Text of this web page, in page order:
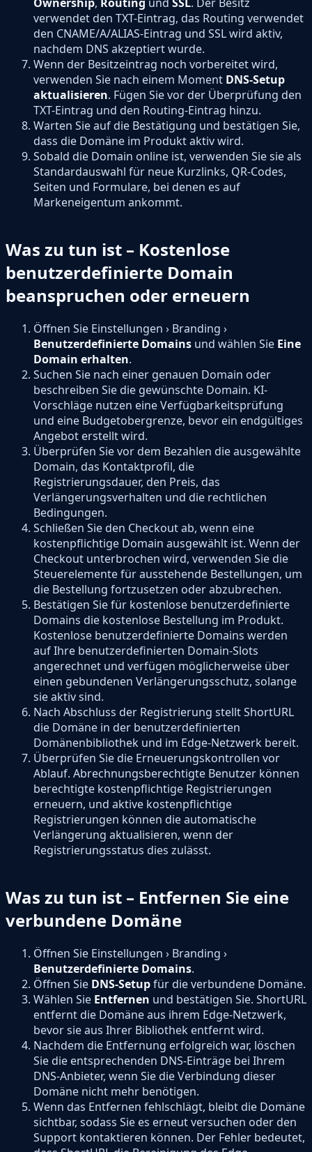
verwendet den TXT-Eintrag, das Routing verwendet
den CNAME/A/ALIAS-Eintrag und SSL wird aktiv,
nachdem DNS akzeptiert wurde.
Wenn der Besitzeintrag noch vorbereitet wird,
verwenden Sie nach einem Moment DNS-Setup
aktualisieren. Fügen Sie vor der Überprüfung den
TXT-Eintrag und den Routing-Eintrag hinzu.
Warten Sie auf die Bestätigung und bestätigen Sie,
dass die Domäne im Produkt aktiv wird.
Sobald die Domain online ist, verwenden Sie sie als
Standardauswahl für neue Kurzlinks, QR-Codes,
Seiten und Formulare, bei denen es auf
Markeneigentum ankommt.
Was zu tun ist – Kostenlose
benutzerdefinierte Domain
beanspruchen oder erneuern
Öffnen Sie Einstellungen › Branding ›
Benutzerdefinierte Domains und wählen Sie Eine
Domain erhalten.
Suchen Sie nach einer genauen Domain oder
beschreiben Sie die gewünschte Domain. KI-
Vorschläge nutzen eine Verfügbarkeitsprüfung
und eine Budgetobergrenze, bevor ein endgültiges
Angebot erstellt wird.
Überprüfen Sie vor dem Bezahlen die ausgewählte
Domain, das Kontaktprofil, die
Registrierungsdauer, den Preis, das
Verlängerungsverhalten und die rechtlichen
Bedingungen.
Schließen Sie den Checkout ab, wenn eine
kostenpflichtige Domain ausgewählt ist. Wenn der
Checkout unterbrochen wird, verwenden Sie die
Steuerelemente für ausstehende Bestellungen, um
die Bestellung fortzusetzen oder abzubrechen.
Bestätigen Sie für kostenlose benutzerdefinierte
Domains die kostenlose Bestellung im Produkt.
Kostenlose benutzerdefinierte Domains werden
auf Ihre benutzerdefinierten Domain-Slots
angerechnet und verfügen möglicherweise über
einen gebundenen Verlängerungsschutz, solange
sie aktiv sind.
Nach Abschluss der Registrierung stellt ShortURL
die Domäne in der benutzerdefinierten
Domänenbibliothek und im Edge-Netzwerk bereit.
Überprüfen Sie die Erneuerungskontrollen vor
Ablauf. Abrechnungsberechtigte Benutzer können
berechtigte kostenpflichtige Registrierungen
erneuern, und aktive kostenpflichtige
Registrierungen können die automatische
Verlängerung aktualisieren, wenn der
Registrierungsstatus dies zulässt.
Was zu tun ist – Entfernen Sie eine
verbundene Domäne
Öffnen Sie Einstellungen › Branding ›
Benutzerdefinierte Domains.
Öffnen Sie DNS-Setupfür die verbundene Domäne.
Wählen Sie Entfernen und bestätigen Sie. ShortURL
entfernt die Domäne aus ihrem Edge-Netzwerk,
bevor sie aus Ihrer Bibliothek entfernt wird.
Nachdem die Entfernung erfolgreich war, löschen
Sie die entsprechenden DNS-Einträge bei Ihrem
DNS-Anbieter, wenn Sie die Verbindung dieser
Domäne nicht mehr benötigen.
Wenn das Entfernen fehlschlägt, bleibt die Domäne
sichtbar, sodass Sie es erneut versuchen oder den
Support kontaktieren können. Der Fehler bedeutet,